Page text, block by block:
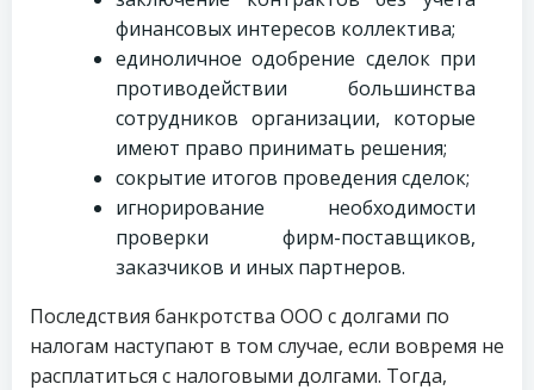
финансовых интересов коллектива;
единоличное одобрение сделок при
противодействии большинства
сотрудников организации, которые
имеют право принимать решения;
сокрытие итогов проведения сделок;
игнорирование необходимости
проверки фирм-поставщиков,
заказчиков и иных партнеров.
Последствия банкротства ООО с долгами по
налогам наступают в том случае, если вовремя не
расплатиться с налоговыми долгами. Тогда,